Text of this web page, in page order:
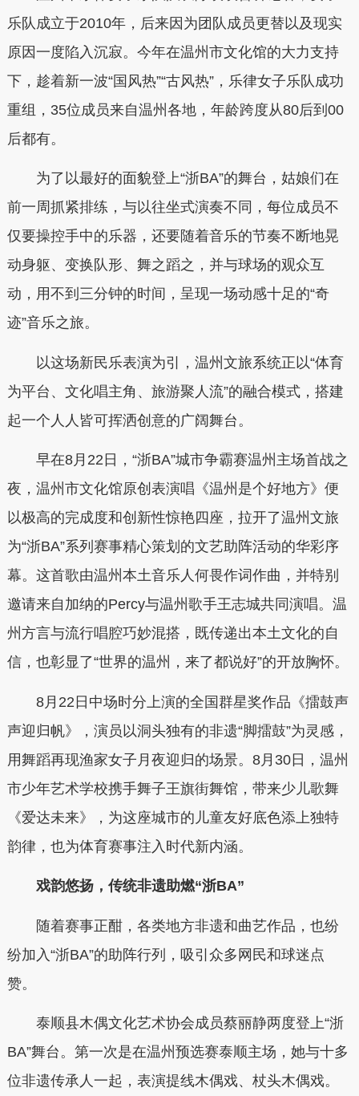
乐队成立于2010年，后来因为团队成员更替以及现实
原因一度陷入沉寂。今年在温州市文化馆的大力支持
下，趁着新一波“国风热”“古风热”，乐律女子乐队成功
重组，35位成员来自温州各地，年龄跨度从80后到00
后都有。
为了以最好的面貌登上“浙BA”的舞台，姑娘们在
前一周抓紧排练，与以往坐式演奏不同，每位成员不
仅要操控手中的乐器，还要随着音乐的节奏不断地晃
动身躯、变换队形、舞之蹈之，并与球场的观众互
动，用不到三分钟的时间，呈现一场动感十足的“奇
迹”音乐之旅。
以这场新民乐表演为引，温州文旅系统正以“体育
为平台、文化唱主角、旅游聚人流”的融合模式，搭建
起一个人人皆可挥洒创意的广阔舞台。
早在8月22日，“浙BA”城市争霸赛温州主场首战之
夜，温州市文化馆原创表演唱《温州是个好地方》便
以极高的完成度和创新性惊艳四座，拉开了温州文旅
为“浙BA”系列赛事精心策划的文艺助阵活动的华彩序
幕。这首歌由温州本土音乐人何畏作词作曲，并特别
邀请来自加纳的Percy与温州歌手王志城共同演唱。温
州方言与流行唱腔巧妙混搭，既传递出本土文化的自
信，也彰显了“世界的温州，来了都说好”的开放胸怀。
8月22日中场时分上演的全国群星奖作品《擂鼓声
声迎归帆》，演员以洞头独有的非遗“脚擂鼓”为灵感，
用舞蹈再现渔家女子月夜迎归的场景。8月30日，温州
市少年艺术学校携手舞子王旗街舞馆，带来少儿歌舞
《爱达未来》，为这座城市的儿童友好底色添上独特
韵律，也为体育赛事注入时代新内涵。
戏韵悠扬，传统非遗助燃“浙BA”
随着赛事正酣，各类地方非遗和曲艺作品，也纷
纷加入“浙BA”的助阵行列，吸引众多网民和球迷点
赞。
泰顺县木偶文化艺术协会成员蔡丽静两度登上“浙
BA”舞台。第一次是在温州预选赛泰顺主场，她与十多
位非遗传承人一起，表演提线木偶戏、杖头木偶戏。